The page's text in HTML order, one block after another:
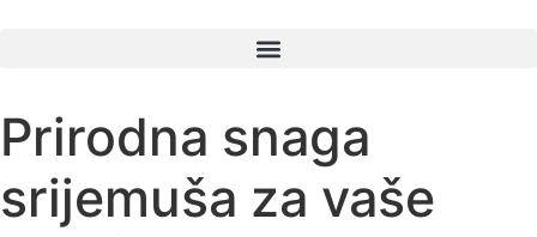
Prirodna snaga
srijemuša za vaše